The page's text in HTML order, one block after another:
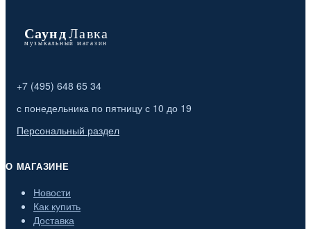
+7 (495) 648 65 34
с понедельника по пятницу с 10 до 19
Персональный раздел
О МАГАЗИНЕ
Новости
Как купить
Доставка